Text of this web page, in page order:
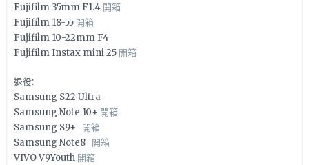
Fujifilm 35mm F1.4 開箱
Fujifilm 18-55 開箱
Fujifilm 10-22mm F4
Fujifilm Instax mini 25 開箱
退役:
Samsung S22 Ultra
Samsung Note 10+ 開箱
Samsung S9+ 開箱
Samsung Note8 開箱
VIVO V9Youth 開箱